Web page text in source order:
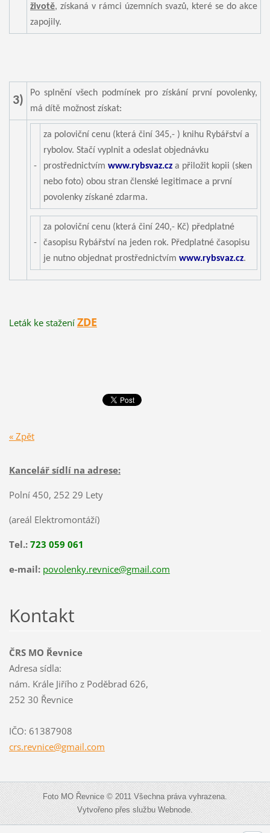
životě, získaná v rámci územních svazů, které se do akce
zapojily.
3)
Po splnění všech podmínek pro získání první povolenky,
má dítě možnost získat:
-
za poloviční cenu (která činí 345,- ) knihu Rybářství a
rybolov. Stačí vyplnit a odeslat objednávku
prostřednictvím www.rybsvaz.cza přiložit kopii (sken
nebo foto) obou stran členské legitimace a první
povolenky získané zdarma.
-
za poloviční cenu (která činí 240,- Kč) předplatné
časopisu Rybářství na jeden rok. Předplatné časopisu
je nutno objednat prostřednictvím www.rybsvaz.cz.
Leták ke stažení ZDE
« Zpět
Kancelář sídlí na adrese:
Polní 450, 252 29 Lety
(areál Elektromontáží)
Tel.: 723 059 061
e-mail: povolenky.revnice@gmail.com
Kontakt
ČRS MO Řevnice
Adresa sídla:
nám. Krále Jiřího z Poděbrad 626,
252 30 Řevnice
IČO: 61387908
crs.revnice@gmail.com
Foto MO Řevnice © 2011 Všechna práva vyhrazena.
Vytvořeno přes službu Webnode.